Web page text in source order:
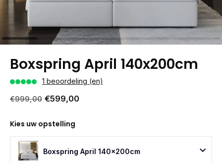
Boxspring April 140x200cm
1 beoordeling (en)
€999,00 €599,00
Kies uw opstelling
Boxspring April 140x200cm